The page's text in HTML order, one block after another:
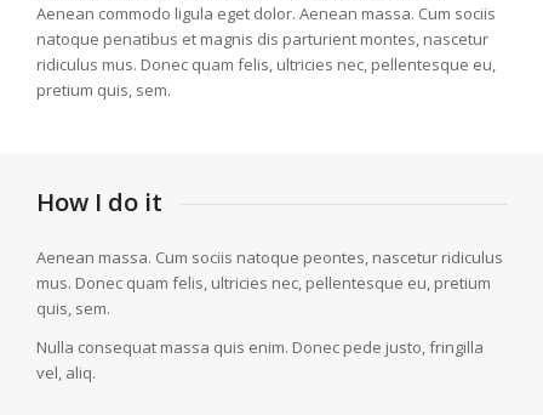
Aenean commodo ligula eget dolor. Aenean massa. Cum sociis
natoque penatibus et magnis dis parturient montes, nascetur
ridiculus mus. Donec quam felis, ultricies nec, pellentesque eu,
pretium quis, sem.
How I do it
Aenean massa. Cum sociis natoque peontes, nascetur ridiculus
mus. Donec quam felis, ultricies nec, pellentesque eu, pretium
quis, sem.
Nulla consequat massa quis enim. Donec pede justo, fringilla
vel, aliq.